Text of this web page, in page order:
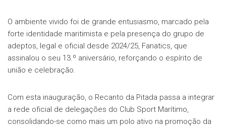
O ambiente vivido foi de grande entusiasmo, marcado pela
forte identidade maritimista e pela presença do grupo de
adeptos, legal e oficial desde 2024/25, Fanatics, que
assinalou o seu 13.º aniversário, reforçando o espírito de
união e celebração.
Com esta inauguração, o Recanto da Pitada passa a integrar
a rede oficial de delegações do Club Sport Marítimo,
consolidando-se como mais um polo ativo na promoção da